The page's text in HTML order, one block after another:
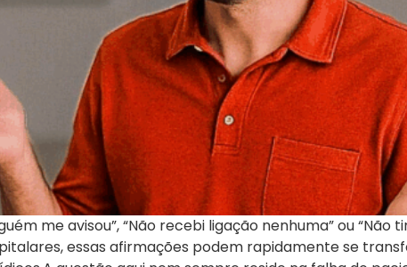
me avisou”, “Não recebi ligação nenhuma” ou “Não
essas afirmações podem rapidamente se